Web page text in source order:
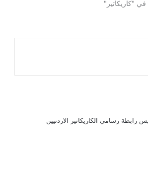
في "كاريكاتير"
رسامي الكاريكاتير الاردنيين